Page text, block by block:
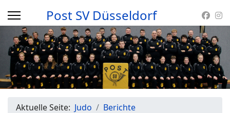
Post SV Düsseldorf
Aktuelle Seite: Judo Berichte